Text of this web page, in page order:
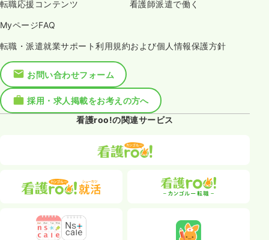
転職応援コンテンツ 看護師派遣で働く
MyページFAQ
転職・派遣就業サポート利用規約および個人情報保護方針
お問い合わせフォーム
採用・求人掲載をお考えの方へ
看護roo!の関連サービス